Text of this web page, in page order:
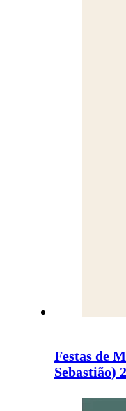
Festas de
Sebastião)